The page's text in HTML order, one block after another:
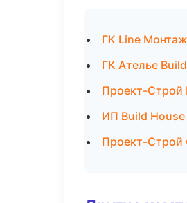
ГК Line
ГК Ателье
Проект-Строй
ИП Build
Проект-Строй